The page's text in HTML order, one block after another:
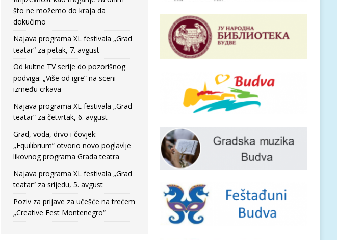
što ne možemo do kraja da
dokučimo
Najava programa XL festivala „Grad
teatar“ za petak, 7. avgust
Od kultne TV serije do pozorišnog
podviga: „Više od igre” na sceni
između crkava
Najava programa XL festivala „Grad
teatar“ za četvrtak, 6. avgust
Grad, voda, drvo i čovjek:
„Equilibrium“ otvorio novo poglavlje
likovnog programa Grada teatra
Najava programa XL festivala „Grad
teatar“ za srijedu, 5. avgust
Poziv za prijave za učešće na trećem
„Creative Fest Montenegro“